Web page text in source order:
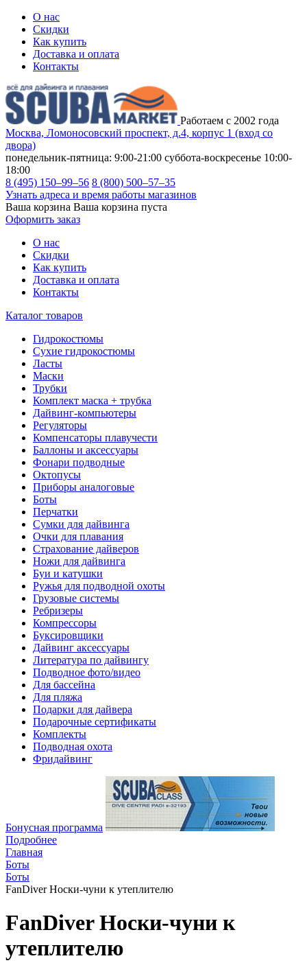
О нас
Скидки
Как купить
Доставка и оплата
Контакты
Работаем с 2002 года
Москва, Ломоносовский проспект, д.4, корпус 1 (вход со
двора)
понедельник-пятница: 9:00-21:00 суббота-воскресенье 10:00-
18:00
8 (495) 150–99–56 8 (800) 500–57–35
Узнать адреса и время работы магазинов
Ваша корзина Ваша корзина пуста
Оформить заказ
О нас
Скидки
Как купить
Доставка и оплата
Контакты
Каталог товаров
Гидрокостюмы
Сухие гидрокостюмы
Ласты
Маски
Трубки
Комплект маска + трубка
Дайвинг-компьютеры
Регуляторы
Компенсаторы плавучести
Баллоны и аксессуары
Фонари подводные
Октопусы
Приборы аналоговые
Боты
Перчатки
Сумки для дайвинга
Очки для плавания
Страхование дайверов
Ножи для дайвинга
Буи и катушки
Ружья для подводной охоты
Грузовые системы
Ребризеры
Компрессоры
Буксировщики
Дайвинг аксессуары
Литература по дайвингу
Подводное фото/видео
Для бассейна
Для пляжа
Подарки для дайвера
Подарочные сертификаты
Комплекты
Подводная охота
Фридайвинг
Бонусная программа
Подробнее
Главная
Боты
Боты
FanDiver Носки-чуни к утеплителю
FanDiver Носки-чуни к
утеплителю